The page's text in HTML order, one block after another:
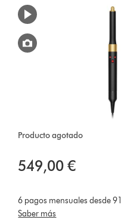
Producto agotado
549,00 €
6 pagos mensuales desde
Saber más